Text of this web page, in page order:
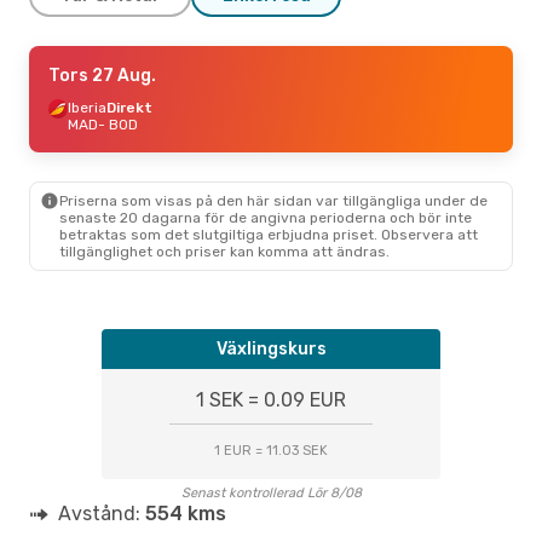
Fre 11 Sep.- Mån 14 Sep.
VoloteaDirekt
MAD- BOD
BOD- MAD
Tors 27 Aug.
IberiaDirekt
MAD- BOD
Priserna som visas på den här sidan var tillgängliga under de
senaste 20 dagarna för de angivna perioderna och bör inte
betraktas som det slutgiltiga erbjudna priset. Observera att
tillgänglighet och priser kan komma att ändras.
Växlingskurs
1 SEK = 0.09 EUR
1 EUR = 11.03 SEK
Senast kontrollerad Lör 8/08
Avstånd: 554 kms